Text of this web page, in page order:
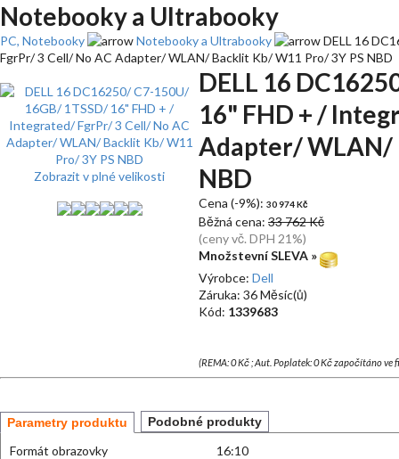
Notebooky a Ultrabooky
PC, Notebooky Notebooky a Ultrabooky
DELL 16
FgrPr/ 3 Cell/ No AC Adapter/ WLAN/ Backlit Kb/ W11 Pro/ 3Y PS NBD
Zobrazit v plné velikosti
DELL 16
16" FHD + /
Adapter/ WLAN/
NBD
Cena (-9%): 30 974 Kč
Běžná cena: 33 762 Kč
(ceny vč. DPH 21%)
Množstevní SLEVA »
Výrobce: Dell
Záruka: 36 Měsíc(ů)
Kód: 1339683
(REMA: 0 Kč ; Aut. Poplatek: 0 Kč započítáno
Parametry produktu Podobné produkty
Formát obrazovky
16:10